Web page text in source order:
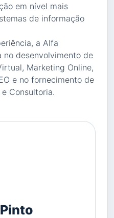
em nível mais
de informação
a Alfa
no desenvolvimento de
Marketing Online,
e no fornecimento de
Consultoria.